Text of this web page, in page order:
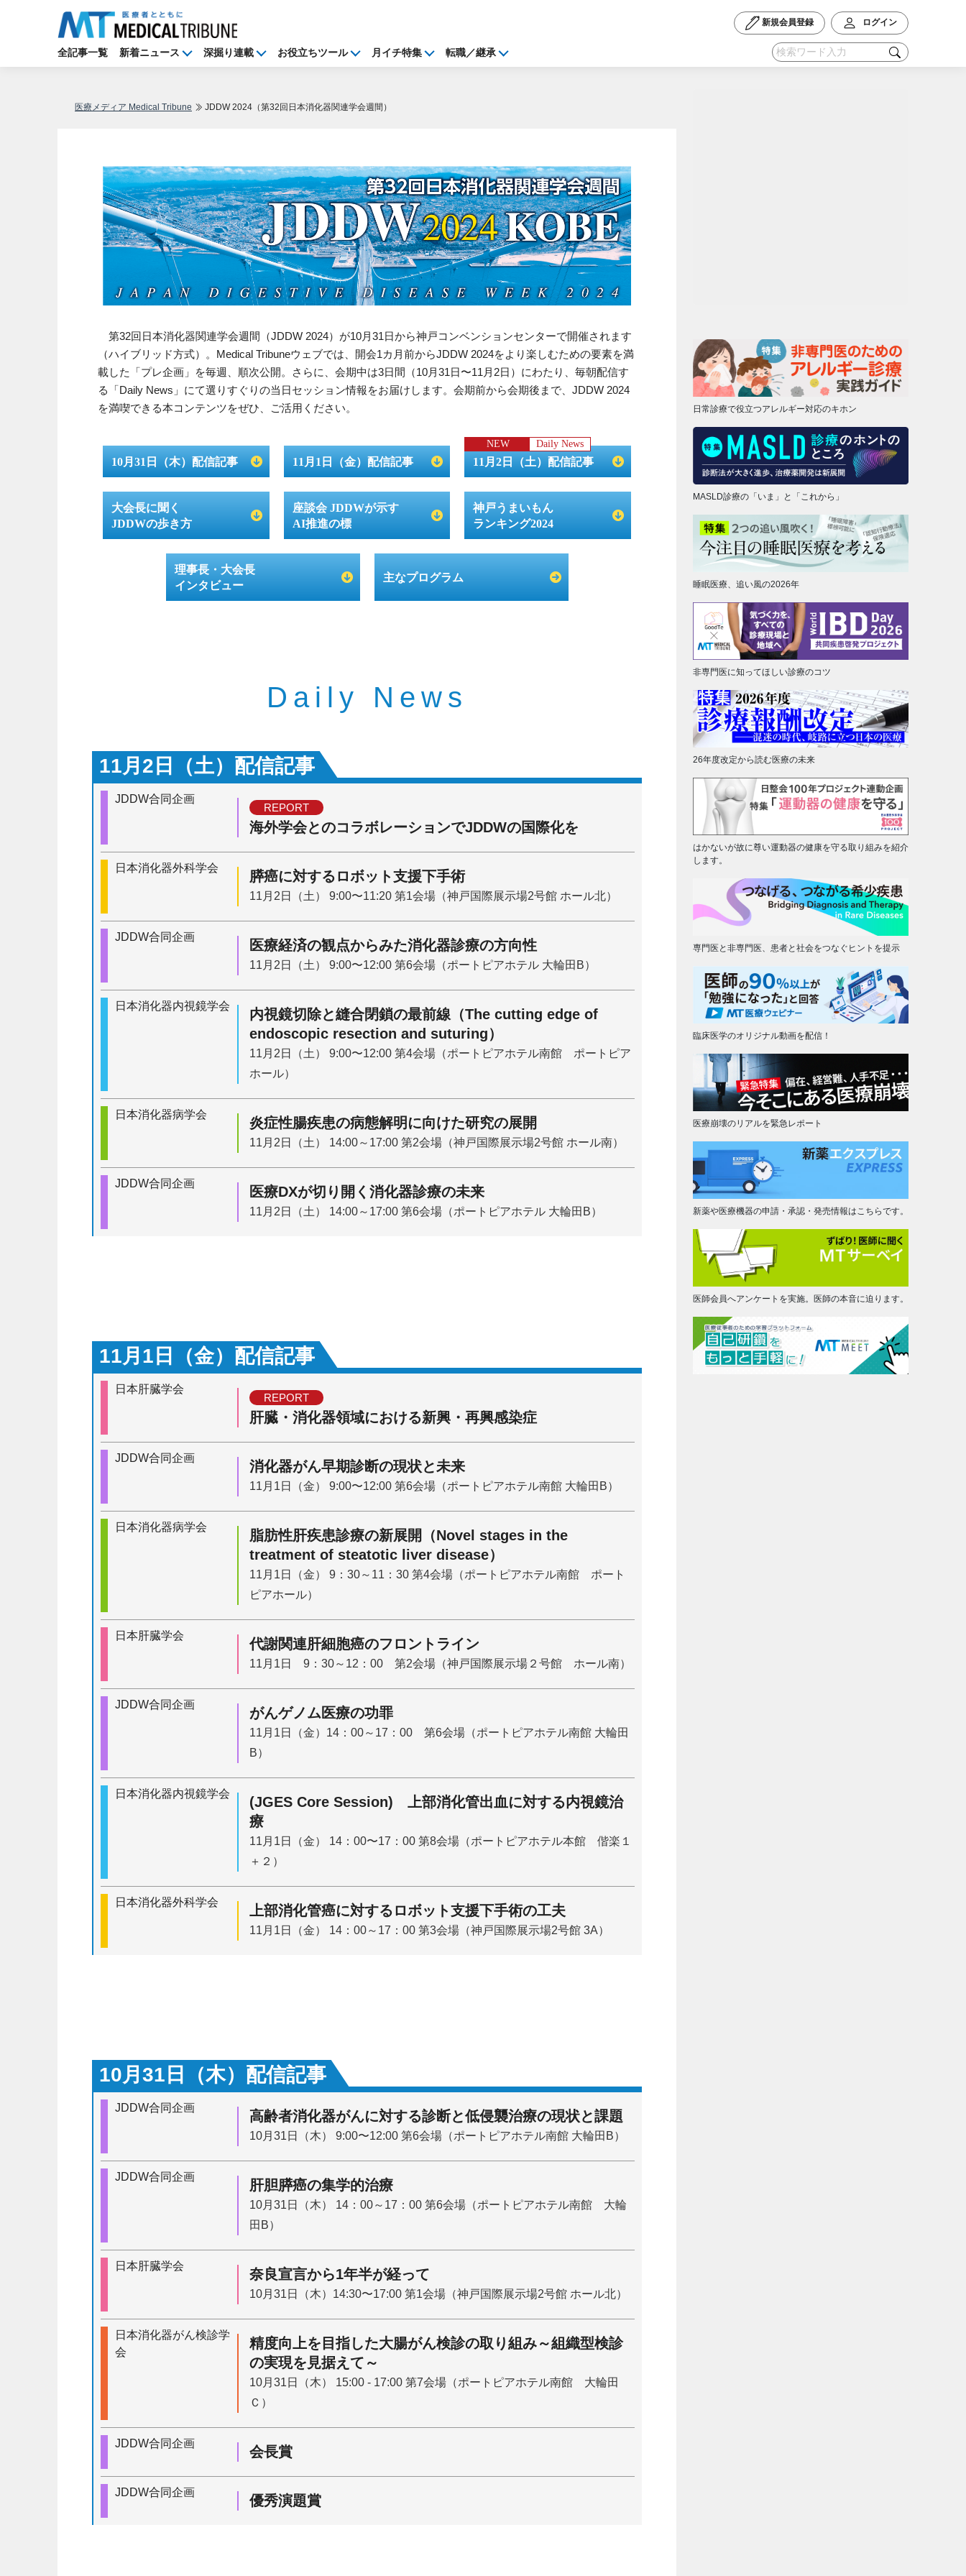
新規会員登録 ログイン
全記事一覧 新着ニュース 深掘り連載 お役立ちツール 月イチ特集 転職／継承
医療メディア Medical Tribune JDDW 2024（第32回日本消化器関連学会週間）
第32回日本消化器関連学会週間（JDDW 2024）が10月31日から神戸コンベンションセンターで開催されます
（ハイブリッド方式）。Medical Tribuneウェブでは、開会1カ月前からJDDW 2024をより楽しむための要素を満
載した「プレ企画」を毎週、順次公開。さらに、会期中は3日間（10月31日〜11月2日）にわたり、毎朝配信す
る「Daily News」にて選りすぐりの当日セッション情報をお届けします。会期前から会期後まで、JDDW 2024
を満喫できる本コンテンツをぜひ、ご活用ください。
10月31日（木）配信記事 11月1日（金）配信記事 11月2日（土）配信記事
NEW Daily News
大会長に聞く
JDDWの歩き方
座談会 JDDWが示す
AI推進の標
神戸うまいもん
ランキング2024
理事長・大会長
インタビュー
主なプログラム
Daily News
11月2日（土）配信記事
JDDW合同企画
REPORT
海外学会とのコラボレーションでJDDWの国際化を
日本消化器外科学会
膵癌に対するロボット支援下手術
11月2日（土） 9:00〜11:20 第1会場（神戸国際展示場2号館 ホール北）
JDDW合同企画
医療経済の観点からみた消化器診療の方向性
11月2日（土） 9:00〜12:00 第6会場（ポートピアホテル 大輪田B）
日本消化器内視鏡学会
内視鏡切除と縫合閉鎖の最前線（The cutting edge of
endoscopic resection and suturing）
11月2日（土） 9:00〜12:00 第4会場（ポートピアホテル南館 ポートピア
ホール）
日本消化器病学会
炎症性腸疾患の病態解明に向けた研究の展開
11月2日（土） 14:00～17:00 第2会場（神戸国際展示場2号館 ホール南）
JDDW合同企画
医療DXが切り開く消化器診療の未来
11月2日（土） 14:00～17:00 第6会場（ポートピアホテル 大輪田B）
11月1日（金）配信記事
日本肝臓学会
REPORT
肝臓・消化器領域における新興・再興感染症
JDDW合同企画
消化器がん早期診断の現状と未来
11月1日（金） 9:00〜12:00 第6会場（ポートピアホテル南館 大輪田B）
日本消化器病学会
脂肪性肝疾患診療の新展開（Novel stages in the
treatment of steatotic liver disease）
11月1日（金） 9：30～11：30 第4会場（ポートピアホテル南館 ポート
ピアホール）
日本肝臓学会
代謝関連肝細胞癌のフロントライン
11月1日 9：30～12：00 第2会場（神戸国際展示場２号館 ホール南）
JDDW合同企画
がんゲノム医療の功罪
11月1日（金）14：00～17：00 第6会場（ポートピアホテル南館 大輪田
B）
日本消化器内視鏡学会
(JGES Core Session) 上部消化管出血に対する内視鏡治
療
11月1日（金） 14：00〜17：00 第8会場（ポートピアホテル本館 偕楽１
＋２）
日本消化器外科学会
上部消化管癌に対するロボット支援下手術の工夫
11月1日（金） 14：00～17：00 第3会場（神戸国際展示場2号館 3A）
10月31日（木）配信記事
JDDW合同企画
高齢者消化器がんに対する診断と低侵襲治療の現状と課題
10月31日（木） 9:00〜12:00 第6会場（ポートピアホテル南館 大輪田B）
JDDW合同企画
肝胆膵癌の集学的治療
10月31日（木） 14：00～17：00 第6会場（ポートピアホテル南館 大輪
田B）
日本肝臓学会
奈良宣言から1年半が経って
10月31日（木）14:30〜17:00 第1会場（神戸国際展示場2号館 ホール北）
日本消化器がん検診学
会
精度向上を目指した大腸がん検診の取り組み～組織型検診
の実現を見据えて～
10月31日（木） 15:00 - 17:00 第7会場（ポートピアホテル南館 大輪田
Ｃ）
JDDW合同企画
会長賞
JDDW合同企画
優秀演題賞
日常診療で役立つアレルギー対応のキホン
MASLD診療の「いま」と「これから」
睡眠医療、追い風の2026年
非専門医に知ってほしい診療のコツ
26年度改定から読む医療の未来
はかないが故に尊い運動器の健康を守る取り組みを紹介
します。
専門医と非専門医、患者と社会をつなぐヒントを提示
臨床医学のオリジナル動画を配信！
医療崩壊のリアルを緊急レポート
新薬や医療機器の申請・承認・発売情報はこちらです。
医師会員へアンケートを実施。医師の本音に迫ります。